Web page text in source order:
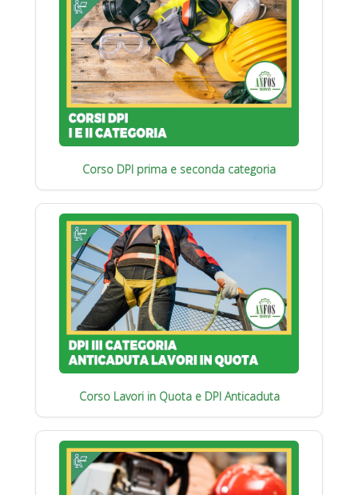
Corso DPI prima e seconda categoria
Corso Lavori in Quota e DPI Anticaduta